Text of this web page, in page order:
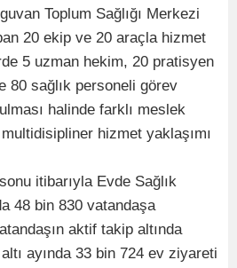
Toplum Sağlığı Merkezi
20 ekip ve 20 araçla hizmet
5 uzman hekim, 20 pratisyen
80 sağlık personeli görev
halinde farklı meslek
multidisipliner hizmet yaklaşımı
itibarıyla Evde Sağlık
48 bin 830 vatandaşa
aktif takip altında
ayında 33 bin 724 ev ziyareti